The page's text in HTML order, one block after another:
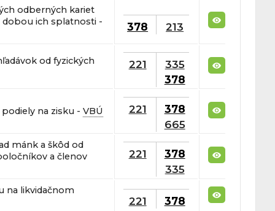
odberných kariet
dobou ich splatnosti -
378 213
od fyzických
221
335
378
podiely na zisku - VBÚ 221
378
665
mánk a škôd od
a členov
221
378
335
na likvidačnom
221 378